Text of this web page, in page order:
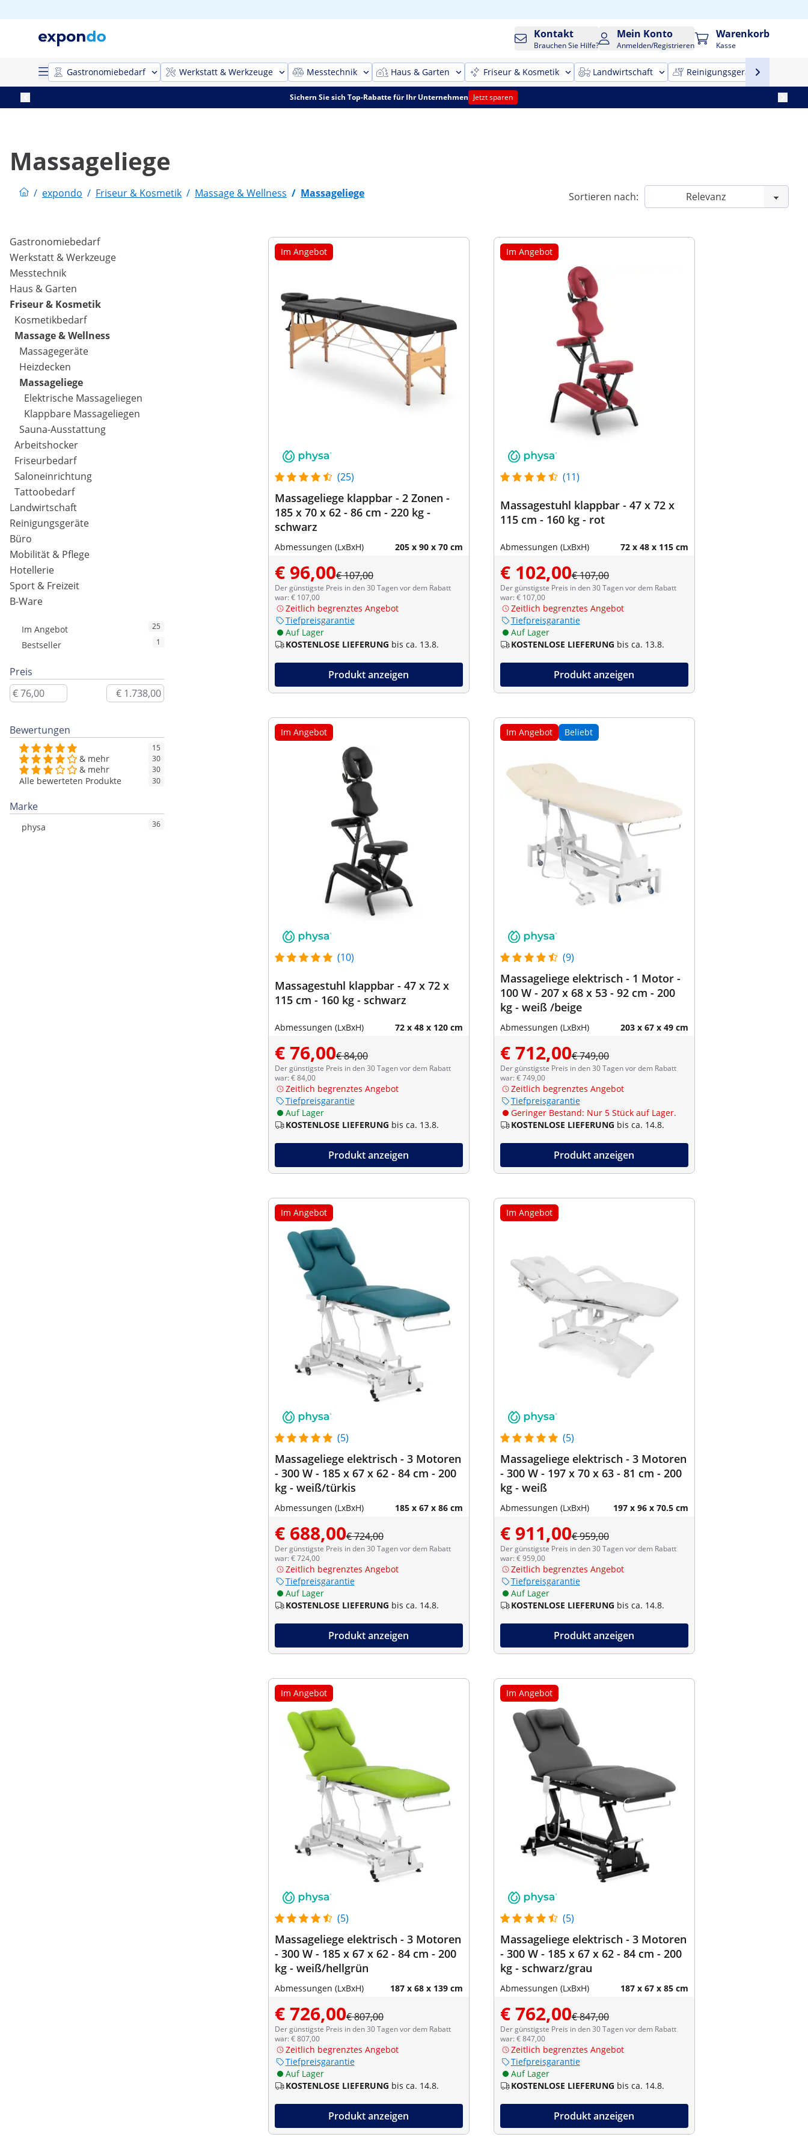
Kontakt
Brauchen Sie Hilfe?
Mein Konto
Anmelden/Registrieren
Warenkorb
Kasse
Gastronomiebedarf Werkstatt & Werkzeuge Messtechnik Haus & Garten Friseur & Kosmetik Landwirtschaft Reinigungsgeräte
Sichern Sie sich Top-Rabatte für Ihr Unternehmen Jetzt sparen
Massageliege
/ expondo / Friseur & Kosmetik / Massage & Wellness / Massageliege Sortieren nach:
Gastronomiebedarf
Werkstatt & Werkzeuge
Messtechnik
Haus & Garten
Friseur & Kosmetik
Kosmetikbedarf
Massage & Wellness
Massagegeräte
Heizdecken
Massageliege
Elektrische Massageliegen
Klappbare Massageliegen
Sauna-Ausstattung
Arbeitshocker
Friseurbedarf
Saloneinrichtung
Tattoobedarf
Landwirtschaft
Reinigungsgeräte
Büro
Mobilität & Pflege
Hotellerie
Sport & Freizeit
B-Ware
Im Angebot 25
Bestseller 1
Preis
Bewertungen
15
& mehr 30
& mehr 30
Alle bewerteten Produkte 30
Marke
physa 36
Im Angebot
(25)
Massageliege klappbar - 2 Zonen -
185 x 70 x 62 - 86 cm - 220 kg -
schwarz
Abmessungen (LxBxH) 205 x 90 x 70 cm
€ 96,00€ 107,00
Der günstigste Preis in den 30 Tagen vor dem Rabatt
war: € 107,00
Zeitlich begrenztes Angebot
Tiefpreisgarantie
Auf Lager
KOSTENLOSE LIEFERUNG bis ca. 13.8.
Produkt anzeigen
Im Angebot
(11)
Massagestuhl klappbar - 47 x 72 x
115 cm - 160 kg - rot
Abmessungen (LxBxH) 72 x 48 x 115 cm
€ 102,00€ 107,00
Der günstigste Preis in den 30 Tagen vor dem Rabatt
war: € 107,00
Zeitlich begrenztes Angebot
Tiefpreisgarantie
Auf Lager
KOSTENLOSE LIEFERUNG bis ca. 13.8.
Produkt anzeigen
Im Angebot
(10)
Massagestuhl klappbar - 47 x 72 x
115 cm - 160 kg - schwarz
Abmessungen (LxBxH) 72 x 48 x 120 cm
€ 76,00€ 84,00
Der günstigste Preis in den 30 Tagen vor dem Rabatt
war: € 84,00
Zeitlich begrenztes Angebot
Tiefpreisgarantie
Auf Lager
KOSTENLOSE LIEFERUNG bis ca. 13.8.
Produkt anzeigen
Im Angebot Beliebt
(9)
Massageliege elektrisch - 1 Motor -
100 W - 207 x 68 x 53 - 92 cm - 200
kg - weiß /beige
Abmessungen (LxBxH) 203 x 67 x 49 cm
€ 712,00€ 749,00
Der günstigste Preis in den 30 Tagen vor dem Rabatt
war: € 749,00
Zeitlich begrenztes Angebot
Tiefpreisgarantie
Geringer Bestand: Nur 5 Stück auf Lager.
KOSTENLOSE LIEFERUNG bis ca. 14.8.
Produkt anzeigen
Im Angebot
(5)
Massageliege elektrisch - 3 Motoren
- 300 W - 185 x 67 x 62 - 84 cm - 200
kg - weiß/türkis
Abmessungen (LxBxH) 185 x 67 x 86 cm
€ 688,00€ 724,00
Der günstigste Preis in den 30 Tagen vor dem Rabatt
war: € 724,00
Zeitlich begrenztes Angebot
Tiefpreisgarantie
Auf Lager
KOSTENLOSE LIEFERUNG bis ca. 14.8.
Produkt anzeigen
Im Angebot
(5)
Massageliege elektrisch - 3 Motoren
- 300 W - 197 x 70 x 63 - 81 cm - 200
kg - weiß
Abmessungen (LxBxH) 197 x 96 x 70.5 cm
€ 911,00€ 959,00
Der günstigste Preis in den 30 Tagen vor dem Rabatt
war: € 959,00
Zeitlich begrenztes Angebot
Tiefpreisgarantie
Auf Lager
KOSTENLOSE LIEFERUNG bis ca. 14.8.
Produkt anzeigen
Im Angebot
(5)
Massageliege elektrisch - 3 Motoren
- 300 W - 185 x 67 x 62 - 84 cm - 200
kg - weiß/hellgrün
Abmessungen (LxBxH) 187 x 68 x 139 cm
€ 726,00€ 807,00
Der günstigste Preis in den 30 Tagen vor dem Rabatt
war: € 807,00
Zeitlich begrenztes Angebot
Tiefpreisgarantie
Auf Lager
KOSTENLOSE LIEFERUNG bis ca. 14.8.
Produkt anzeigen
Im Angebot
(5)
Massageliege elektrisch - 3 Motoren
- 300 W - 185 x 67 x 62 - 84 cm - 200
kg - schwarz/grau
Abmessungen (LxBxH) 187 x 67 x 85 cm
€ 762,00€ 847,00
Der günstigste Preis in den 30 Tagen vor dem Rabatt
war: € 847,00
Zeitlich begrenztes Angebot
Tiefpreisgarantie
Auf Lager
KOSTENLOSE LIEFERUNG bis ca. 14.8.
Produkt anzeigen